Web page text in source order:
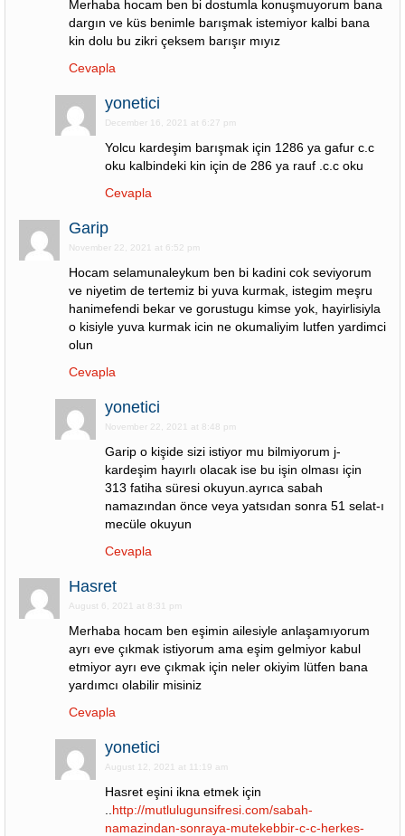
Merhaba hocam ben bi dostumla konuşmuyorum bana
dargın ve küs benimle barışmak istemiyor kalbi bana
kin dolu bu zikri çeksem barışır mıyız
Cevapla
yonetici
December 16, 2021 at 6:27 pm
Yolcu kardeşim barışmak için 1286 ya gafur c.c
oku kalbindeki kin için de 286 ya rauf .c.c oku
Cevapla
Garip
November 22, 2021 at 6:52 pm
Hocam selamunaleykum ben bi kadini cok seviyorum
ve niyetim de tertemiz bi yuva kurmak, istegim meşru
hanimefendi bekar ve gorustugu kimse yok, hayirlisiyla
o kisiyle yuva kurmak icin ne okumaliyim lutfen yardimci
olun
Cevapla
yonetici
November 22, 2021 at 8:48 pm
Garip o kişide sizi istiyor mu bilmiyorum j-
kardeşim hayırlı olacak ise bu işin olması için
313 fatiha süresi okuyun.ayrıca sabah
namazından önce veya yatsıdan sonra 51 selat-ı
mecüle okuyun
Cevapla
Hasret
August 6, 2021 at 8:31 pm
Merhaba hocam ben eşimin ailesiyle anlaşamıyorum
ayrı eve çıkmak istiyorum ama eşim gelmiyor kabul
etmiyor ayrı eve çıkmak için neler okiyim lütfen bana
yardımcı olabilir misiniz
Cevapla
yonetici
August 12, 2021 at 11:19 am
Hasret eşini ikna etmek için
http://mutlulugunsifresi.com/sabah-
namazindan-sonraya-mutekebbir-c-c-herkes-